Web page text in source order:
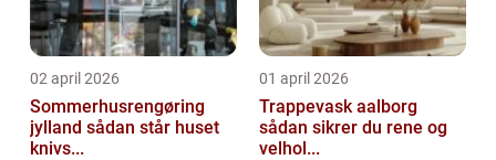
02 april 2026
Sommerhusrengøring
jylland sådan står huset
knivs...
01 april 2026
Trappevask aalborg
sådan sikrer du rene og
velhol...